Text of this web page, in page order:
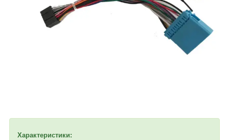
Характеристики: